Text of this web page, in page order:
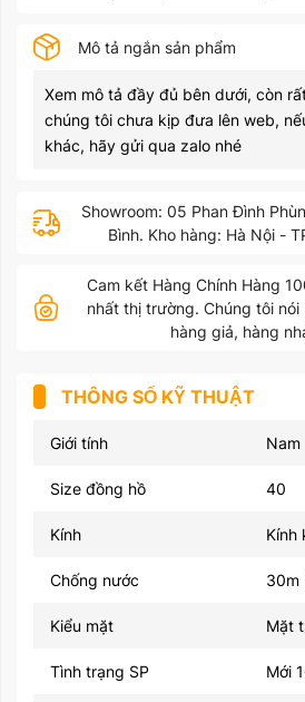
Mô tả ngắn sản phẩm
Xem mô tả đầy đủ bên dưới, còn
chúng tôi chưa kịp đưa lên web,
khác, hãy gửi qua zalo nhé
Showroom: 05 Phan Đình
Bình. Kho hàng: Hà Nội -
Cam kết Hàng Chính Hàng
nhất thị trường. Chúng tôi
hàng giả, hàng
THÔNG SỐ KỸ THUẬT
Giới tính Nam
Size đồng hồ 40
Kính Kính
Chống nước 30m
Kiểu mặt Mặt
Tình trạng SP Mới